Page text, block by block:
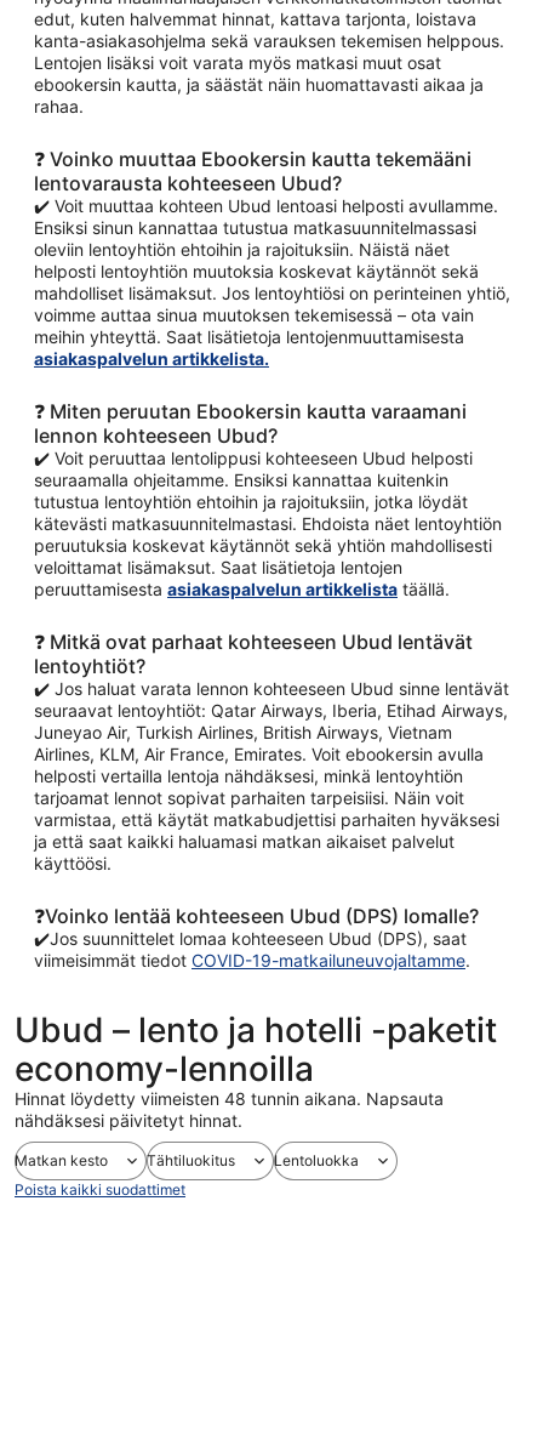
edut, kuten halvemmat hinnat, kattava tarjonta, loistava
kanta-asiakasohjelma sekä varauksen tekemisen helppous.
Lentojen lisäksi voit varata myös matkasi muut osat
ebookersin kautta, ja säästät näin huomattavasti aikaa ja
rahaa.
❓ Voinko muuttaa Ebookersin kautta tekemääni
lentovarausta kohteeseen Ubud?
✔️ Voit muuttaa kohteen Ubud lentoasi helposti avullamme.
Ensiksi sinun kannattaa tutustua matkasuunnitelmassasi
oleviin lentoyhtiön ehtoihin ja rajoituksiin. Näistä näet
helposti lentoyhtiön muutoksia koskevat käytännöt sekä
mahdolliset lisämaksut. Jos lentoyhtiösi on perinteinen yhtiö,
voimme auttaa sinua muutoksen tekemisessä – ota vain
meihin yhteyttä. Saat lisätietoja lentojenmuuttamisesta
asiakaspalvelun artikkelista.
❓ Miten peruutan Ebookersin kautta varaamani
lennon kohteeseen Ubud?
✔️ Voit peruuttaa lentolippusi kohteeseen Ubud helposti
seuraamalla ohjeitamme. Ensiksi kannattaa kuitenkin
tutustua lentoyhtiön ehtoihin ja rajoituksiin, jotka löydät
kätevästi matkasuunnitelmastasi. Ehdoista näet lentoyhtiön
peruutuksia koskevat käytännöt sekä yhtiön mahdollisesti
veloittamat lisämaksut. Saat lisätietoja lentojen
peruuttamisesta asiakaspalvelun artikkelista täällä.
❓ Mitkä ovat parhaat kohteeseen Ubud lentävät
lentoyhtiöt?
✔️ Jos haluat varata lennon kohteeseen Ubud sinne lentävät
seuraavat lentoyhtiöt: Qatar Airways, Iberia, Etihad Airways,
Juneyao Air, Turkish Airlines, British Airways, Vietnam
Airlines, KLM, Air France, Emirates. Voit ebookersin avulla
helposti vertailla lentoja nähdäksesi, minkä lentoyhtiön
tarjoamat lennot sopivat parhaiten tarpeisiisi. Näin voit
varmistaa, että käytät matkabudjettisi parhaiten hyväksesi
ja että saat kaikki haluamasi matkan aikaiset palvelut
käyttöösi.
❓Voinko lentää kohteeseen Ubud (DPS) lomalle?
✔️Jos suunnittelet lomaa kohteeseen Ubud (DPS), saat
viimeisimmät tiedot COVID-19-matkailuneuvojaltamme.
Ubud – lento ja hotelli -paketit
economy-lennoilla
Hinnat löydetty viimeisten 48 tunnin aikana. Napsauta
nähdäksesi päivitetyt hinnat.
Matkan kesto Tähtiluokitus
Lentoluokka
Poista kaikki suodattimet